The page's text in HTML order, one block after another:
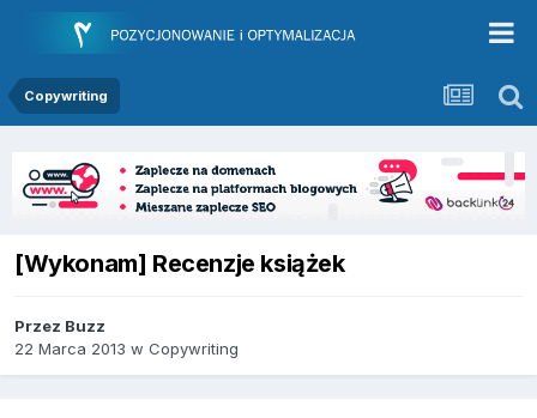
Copywriting
[Wykonam] Recenzje książek
Przez Buzz
22 Marca 2013 w Copywriting